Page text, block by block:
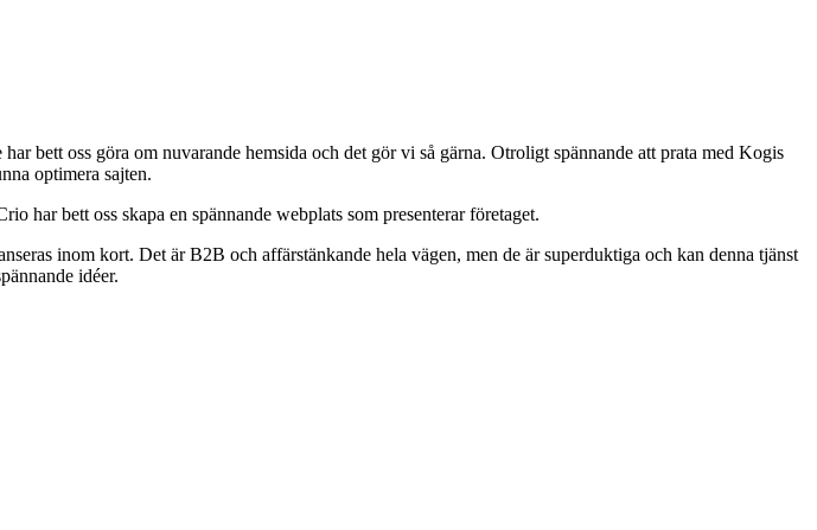
bett oss göra om nuvarande hemsida och det gör vi så gärna. Otroligt spännande att prata med Kogis
optimera sajten.
har bett oss skapa en spännande webplats som presenterar företaget.
inom kort. Det är B2B och affärstänkande hela vägen, men de är superduktiga och kan denna tjänst
idéer.